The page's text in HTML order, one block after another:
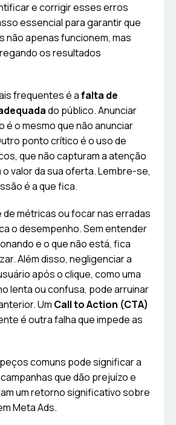
e corrigir esses erros
essencial para garantir que
não apenas funcionem, mas
os resultados
frequentes é afalta de
do público. Anunciar
é o mesmo que não anunciar
ponto crítico é o uso de
que não capturam a atenção
o valor da sua oferta. Lembre-se,
é a que fica.
de métricas ou focar nas erradas
o desempenho. Sem entender
e o que não está, fica
Além disso, negligenciar a
após o clique, como uma
lenta ou confusa, pode arruinar
Um Call to Action (CTA)
é outra falha que impede as
comuns pode significar a
que dão prejuízo e
um retorno significativo sobre
Meta Ads.